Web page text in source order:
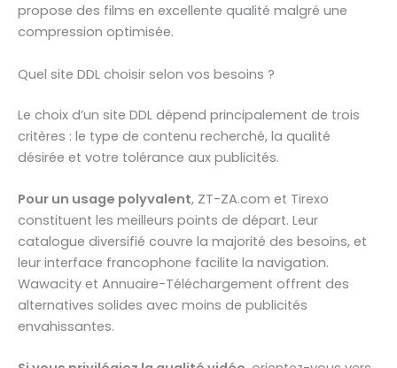
propose des films en excellente qualité malgré une
compression optimisée.
Quel site DDL choisir selon vos besoins ?
Le choix d’un site DDL dépend principalement de trois
critères : le type de contenu recherché, la qualité
désirée et votre tolérance aux publicités.
Pour un usage polyvalent, ZT-ZA.com et Tirexo
constituent les meilleurs points de départ. Leur
catalogue diversifié couvre la majorité des besoins, et
leur interface francophone facilite la navigation.
Wawacity et Annuaire-Téléchargement offrent des
alternatives solides avec moins de publicités
envahissantes.